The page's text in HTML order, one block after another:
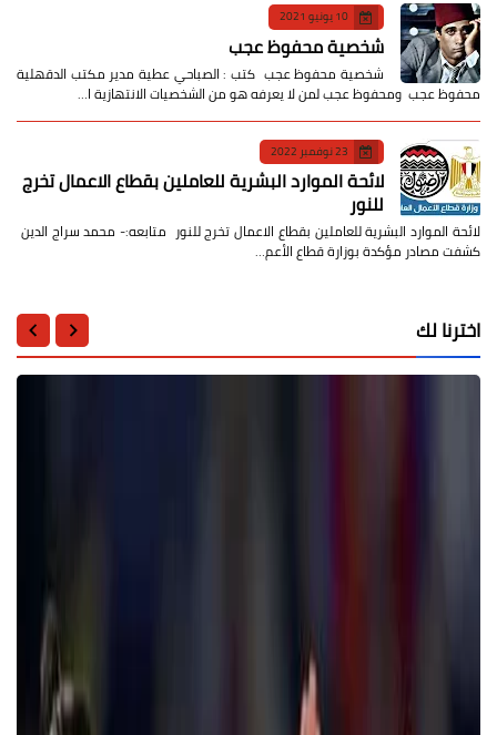
10 يونيو 2021
شخصية محفوظ عجب
شخصية محفوظ عجب كتب : الصباحي عطية مدير مكتب الدقهلية
محفوظ عجب ومحفوظ عجب لمن لا يعرفه هو من الشخصيات الانتهازية ا…
23 نوفمبر 2022
لائحة الموارد البشرية للعاملين بقطاع الاعمال تخرج
للنور
لائحة الموارد البشرية للعاملين بقطاع الاعمال تخرج للنور متابعه:- محمد سراج الدين
كشفت مصادر مؤكدة بوزارة قطاع الأعم…
اخترنا لك